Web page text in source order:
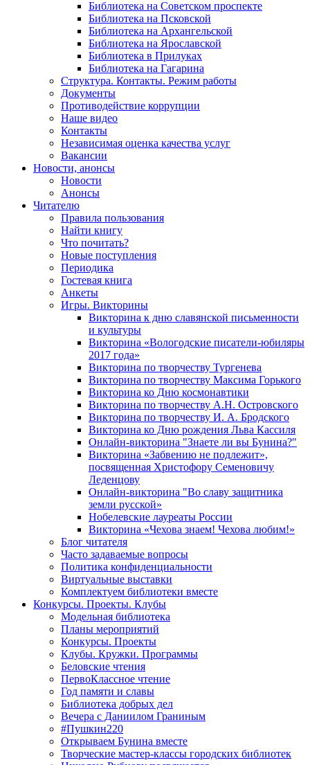
Библиотека на Советском проспекте
Библиотека на Псковской
Библиотека на Архангельской
Библиотека на Ярославской
Библиотека в Прилуках
Библиотека на Гагарина
Структура. Контакты. Режим работы
Документы
Противодействие коррупции
Наше видео
Контакты
Независимая оценка качества услуг
Вакансии
Новости, анонсы
Новости
Анонсы
Читателю
Правила пользования
Найти книгу
Что почитать?
Новые поступления
Периодика
Гостевая книга
Анкеты
Игры. Викторины
Викторина к дню славянской письменности
и культуры
Викторина «Вологодские писатели-юбиляры
2017 года»
Викторина по творчеству Тургенева
Викторина по творчеству Максима Горького
Викторина ко Дню космонавтики
Викторина по творчеству А.Н. Островского
Викторина по творчеству И. А. Бродского
Викторина ко Дню рождения Льва Кассиля
Онлайн-викторина "Знаете ли вы Бунина?"
Викторина «Забвению не подлежит»,
посвященная Христофору Семеновичу
Леденцову
Онлайн-викторина "Во славу защитника
земли русской»
Нобелевские лауреаты России
Викторина «Чехова знаем! Чехова любим!»
Блог читателя
Часто задаваемые вопросы
Политика конфиденциальности
Виртуальные выставки
Комплектуем библиотеки вместе
Конкурсы. Проекты. Клубы
Модельная библиотека
Планы мероприятий
Конкурсы. Проекты
Клубы. Кружки. Программы
Беловские чтения
ПервоКлассное чтение
Год памяти и славы
Библиотека добрых дел
Вечера с Даниилом Граниным
#Пушкин220
Открываем Бунина вместе
Творческие мастер-классы городских библиотек